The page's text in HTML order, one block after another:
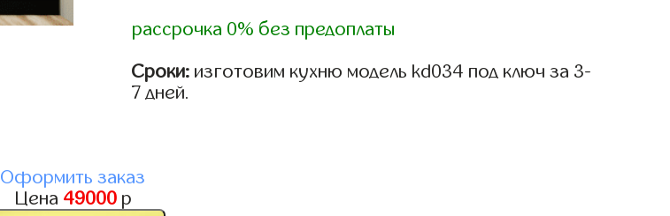
рассрочка 0% без предоплаты
Сроки: изготовим кухню модель kd034 под ключ за 3-
7 дней.
Оформить заказ
Цена 49000р